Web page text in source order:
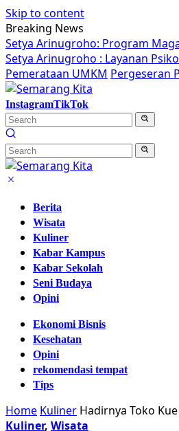
Skip to content
Breaking News
Setya Arinugroho: Program
Setya Arinugroho : Layanan
Pemerataan UMKM Pergeseran
InstagramTikTok
Berita
Wisata
Kuliner
Kabar Kampus
Kabar Sekolah
Seni Budaya
Opini
Ekonomi Bisnis
Kesehatan
Opini
rekomendasi tempat
Tips
Home Kuliner Hadirnya Toko
Kuliner, Wisata